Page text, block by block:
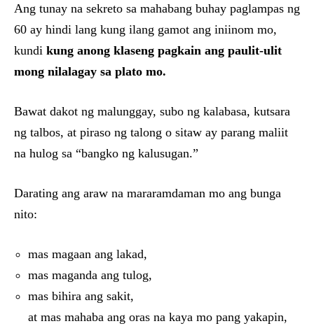
Ang tunay na sekreto sa mahabang buhay paglampas ng
60 ay hindi lang kung ilang gamot ang iniinom mo,
kundi kung anong klaseng pagkain ang paulit-ulit
mong nilalagay sa plato mo.
Bawat dakot ng malunggay, subo ng kalabasa, kutsara
ng talbos, at piraso ng talong o sitaw ay parang maliit
na hulog sa “bangko ng kalusugan.”
Darating ang araw na mararamdaman mo ang bunga
nito:
mas magaan ang lakad,
mas maganda ang tulog,
mas bihira ang sakit,
at mas mahaba ang oras na kaya mo pang yakapin,